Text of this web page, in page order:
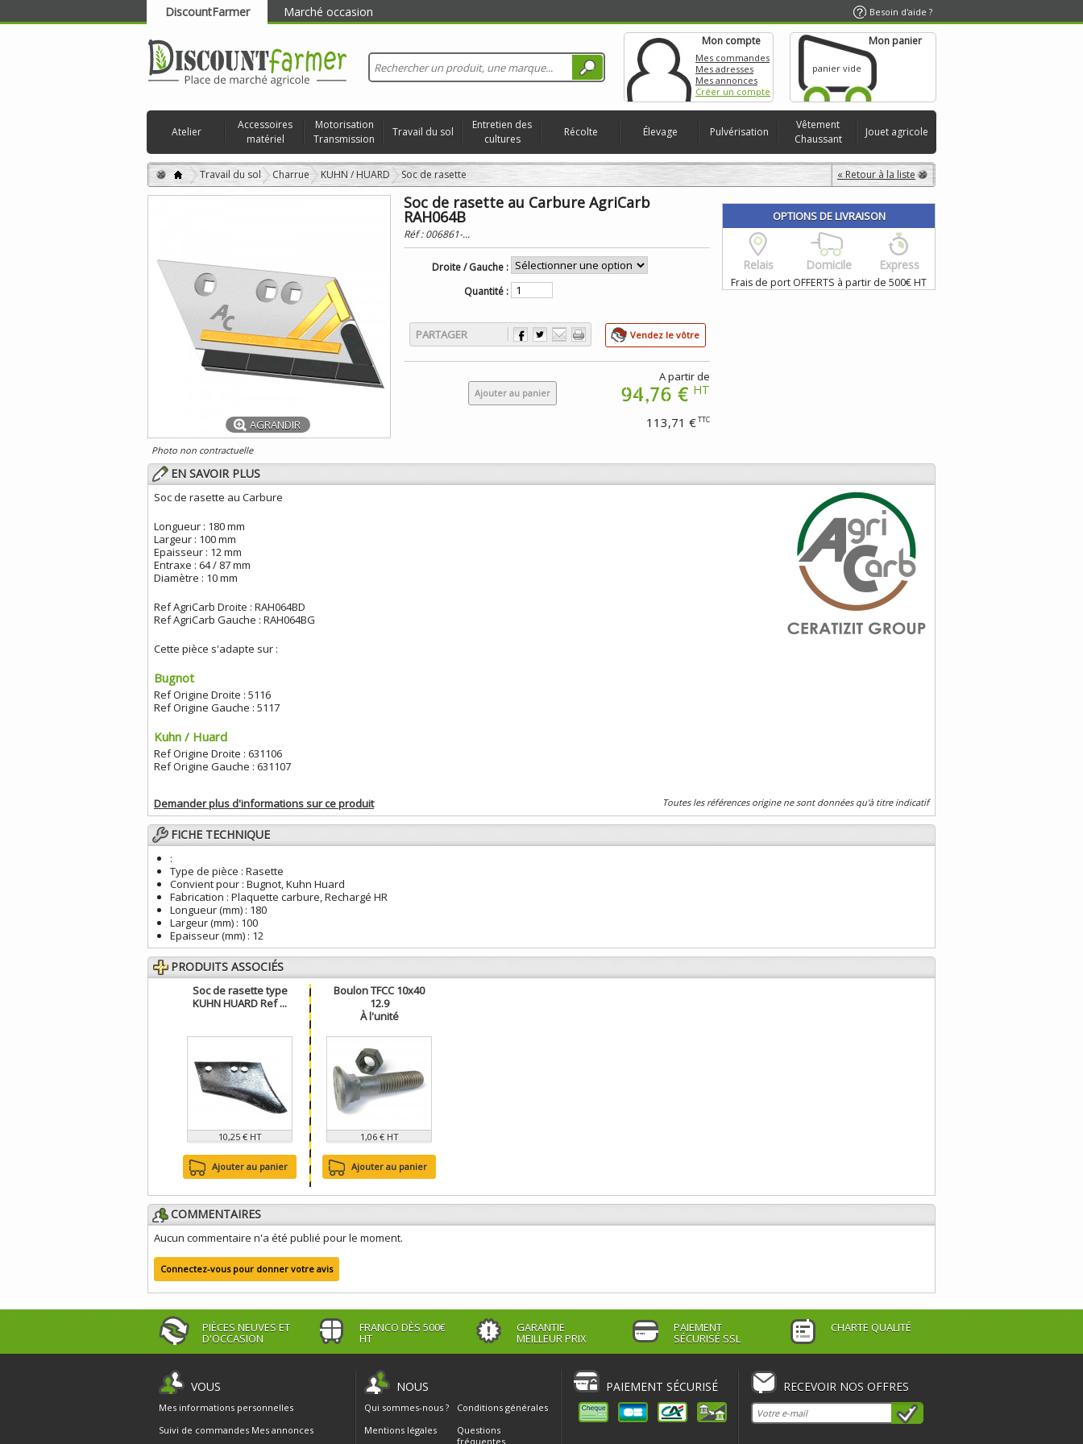
DiscountFarmer Marché occasion Besoin d'aide ?
RECHERCHER
Mon compte
Mes commandes
Mes adresses
Mes annonces
Créer un compte
Mon panier
panier vide
Atelier
Accessoires
matériel
Motorisation
Transmission
Travail du sol
Entretien des
cultures
Récolte Élevage Pulvérisation
Vêtement
Chaussant
Jouet agricole
« Retour à la liste
Travail du sol Charrue KUHN / HUARD Soc de rasette
AGRANDIR
Photo non contractuelle
Soc de rasette au Carbure AgriCarb
RAH064B
Réf :006861-...
Droite / Gauche :
Quantité :
PARTAGER Vendez le vôtre
Ajouter au panier
A partir de
94,76 € HT
113,71 €TTC
OPTIONS DE LIVRAISON
Relais Domicile Express
Frais de port OFFERTS à partir de 500€ HT
EN SAVOIR PLUS
Soc de rasette au Carbure
Longueur : 180 mm
Largeur : 100 mm
Epaisseur : 12 mm
Entraxe : 64 / 87 mm
Diamètre : 10 mm
Ref AgriCarb Droite : RAH064BD
Ref AgriCarb Gauche : RAH064BG
Cette pièce s'adapte sur :
Bugnot
Ref Origine Droite : 5116
Ref Origine Gauche : 5117
Kuhn / Huard
Ref Origine Droite : 631106
Ref Origine Gauche : 631107
Demander plus d'informations sur ce produit Toutes les références origine ne sont données qu'à titre indicatif
FICHE TECHNIQUE
:
Type de pièce : Rasette
Convient pour : Bugnot, Kuhn Huard
Fabrication : Plaquette carbure, Rechargé HR
Longueur (mm) : 180
Largeur (mm) : 100
Epaisseur (mm) : 12
PRODUITS ASSOCIÉS
Soc de rasette type
KUHN HUARD Ref ...
10,25 € HT
Ajouter au panier
Boulon TFCC 10x40
12.9
À l'unité
1,06 € HT
Ajouter au panier
COMMENTAIRES
Aucun commentaire n'a été publié pour le moment.
Connectez-vous pour donner votre avis
PIÈCES NEUVES ET
D'OCCASION
FRANCO DÈS 500€
HT
GARANTIE
MEILLEUR PRIX
PAIEMENT
SÉCURISÉ SSL
CHARTE QUALITÉ
VOUS
Mes informations personnelles
Suivi de commandes Mes annonces
NOUS
Qui sommes-nous ?
Conditions générales
Mentions légales
Questions
fréquentes
PAIEMENT SÉCURISÉ RECEVOIR NOS OFFRES